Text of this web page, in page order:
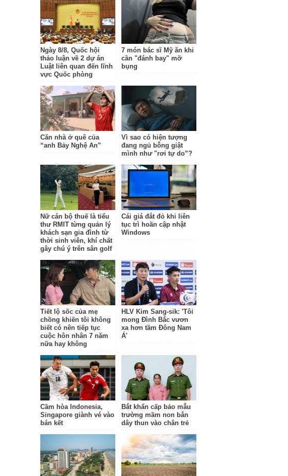
Ngày 8/8, Quốc hội
thảo luận về 2 dự án
Luật liên quan đến lĩnh
vực Quốc phòng
7 món bác sĩ Mỹ ăn khi
cần "đánh bay" mỡ
bụng
Căn nhà ở quê của
“anh Bảy Nghệ An”
Vì sao có hiện tượng
đang ngủ bỗng giật
mình như "rơi tự do”?
Nữ cán bộ thuế là tiểu
thư RMIT từng quản lý
khách sạn gia đình từ
thời sinh viên, khí chất
gây chú ý trên sân golf
Cái giá đắt đỏ khi liên
tục trì hoãn cập nhật
Windows
Tiết lộ sốc của mẹ
chồng khiến tôi không
biết có nên tiếp tục
cuộc hôn nhân 7 năm
nữa hay không
HLV Kim Sang-sik: 'Tôi
mong Đình Bắc vươn
xa hơn tầm Đông Nam
Á'
Cầm hòa Indonesia,
Singapore giành vé vào
bán kết
Bắt khẩn cấp bảo mẫu
trường mầm non bắn
dây thun vào chân trẻ